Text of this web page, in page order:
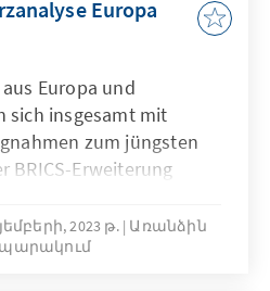
Europa
Europa und
sich insgesamt mit
zum jüngsten
BRICS-Erweiterung
damit in
dass man BRICS
2023 թ. Առանձին